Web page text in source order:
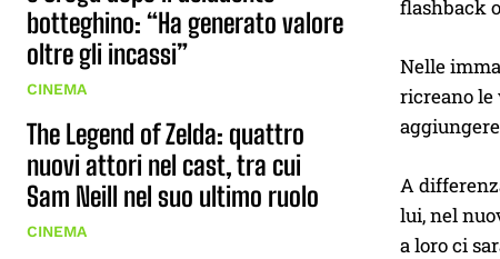
botteghino: “Ha generato valore
oltre gli incassi”
CINEMA
The Legend of Zelda: quattro
nuovi attori nel cast, tra cui
Sam Neill nel suo ultimo ruolo
CINEMA
flashback
Nelle
ricreano le
A
lui, nel
a loro ci